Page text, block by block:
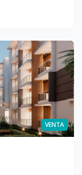
VENTA